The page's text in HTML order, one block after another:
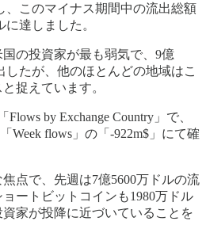
、このマイナス期間中の流出総額
に達しました。
の投資家が最も弱気で、9億
したが、他のほとんどの地域はこ
捉えています。
Flows by Exchange Country」で、
Week flows」の「-922m$」にて確
点で、先週は7億5600万ドルの流
ートビットコインも1980万ドル
家が投降に近づいていることを